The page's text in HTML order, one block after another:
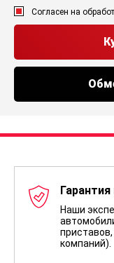
Согласен на
Наши
компаний).